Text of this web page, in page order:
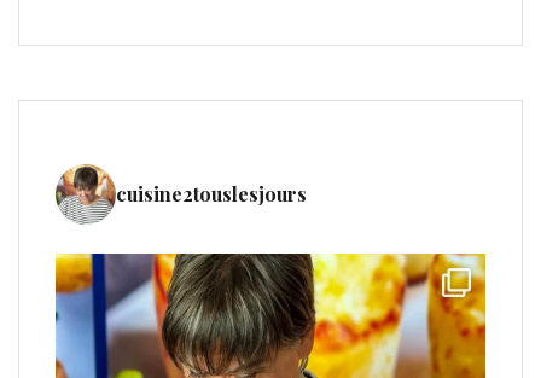
cuisine2touslesjours